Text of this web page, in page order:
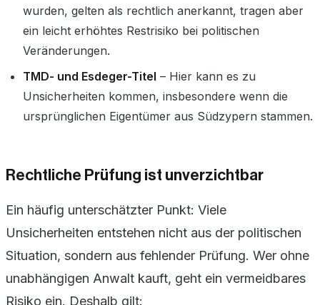
wurden, gelten als rechtlich anerkannt, tragen aber
ein leicht erhöhtes Restrisiko bei politischen
Veränderungen.
TMD- und Esdeger-Titel – Hier kann es zu
Unsicherheiten kommen, insbesondere wenn die
ursprünglichen Eigentümer aus Südzypern stammen.
Rechtliche Prüfung ist unverzichtbar
Ein häufig unterschätzter Punkt: Viele
Unsicherheiten entstehen nicht aus der politischen
Situation, sondern aus fehlender Prüfung. Wer ohne
unabhängigen Anwalt kauft, geht ein vermeidbares
Risiko ein. Deshalb gilt: